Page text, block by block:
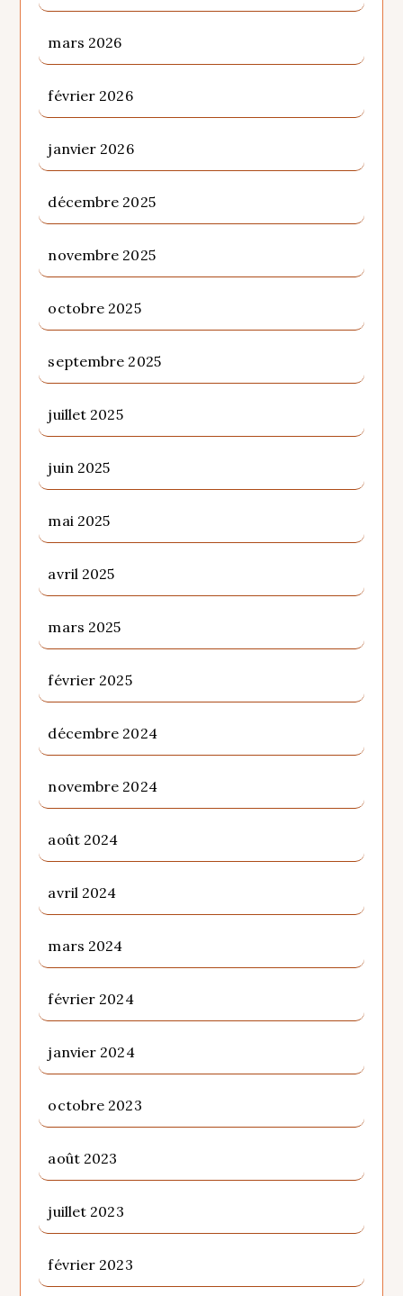
mars 2026
février 2026
janvier 2026
décembre 2025
novembre 2025
octobre 2025
septembre 2025
juillet 2025
juin 2025
mai 2025
avril 2025
mars 2025
février 2025
décembre 2024
novembre 2024
août 2024
avril 2024
mars 2024
février 2024
janvier 2024
octobre 2023
août 2023
juillet 2023
février 2023